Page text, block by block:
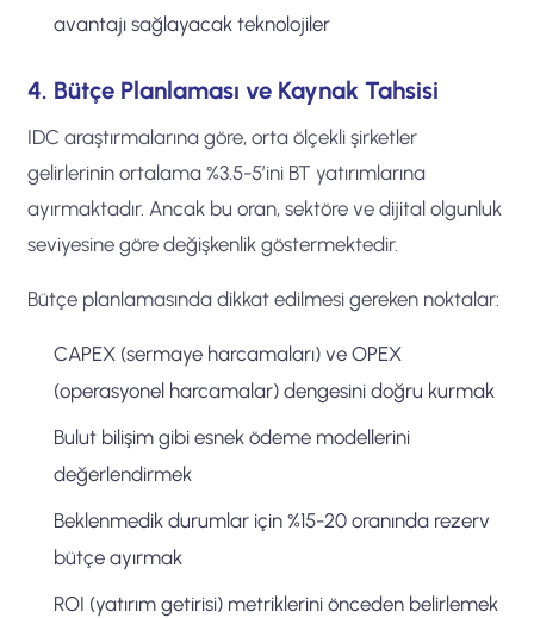
avantajı sağlayacak teknolojiler
4. Bütçe Planlaması ve Kaynak Tahsisi
IDC araştırmalarına göre, orta ölçekli şirketler
gelirlerinin ortalama %3.5-5’ini BT yatırımlarına
ayırmaktadır. Ancak bu oran, sektöre ve dijital olgunluk
seviyesine göre değişkenlik göstermektedir.
Bütçe planlamasında dikkat edilmesi gereken noktalar:
CAPEX (sermaye harcamaları) ve OPEX
(operasyonel harcamalar) dengesini doğru kurmak
Bulut bilişim gibi esnek ödeme modellerini
değerlendirmek
Beklenmedik durumlar için %15-20 oranında rezerv
bütçe ayırmak
ROI (yatırım getirisi) metriklerini önceden belirlemek